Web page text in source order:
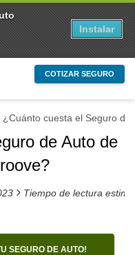
COTIZAR SEGURO
¿Cuánto cuesta el Seguro
de Auto de
› Tiempo de lectura
SEGURO DE AUTO!
Instalar